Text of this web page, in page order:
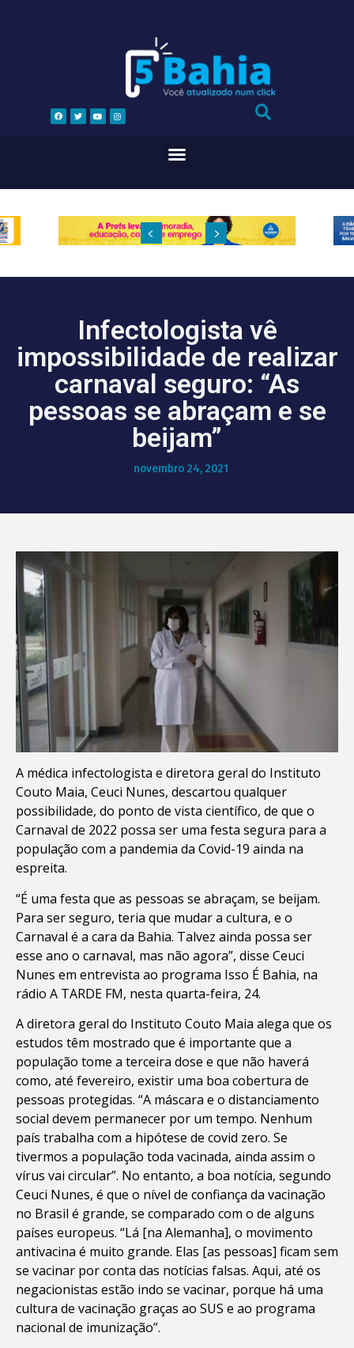
Infectologista vê
impossibilidade de realizar
carnaval seguro: “As
pessoas se abraçam e se
beijam”
novembro 24, 2021
A médica infectologista e diretora geral do Instituto
Couto Maia, Ceuci Nunes, descartou qualquer
possibilidade, do ponto de vista científico, de que o
Carnaval de 2022 possa ser uma festa segura para a
população com a pandemia da Covid-19 ainda na
espreita.
“É uma festa que as pessoas se abraçam, se beijam.
Para ser seguro, teria que mudar a cultura, e o
Carnaval é a cara da Bahia. Talvez ainda possa ser
esse ano o carnaval, mas não agora”, disse Ceuci
Nunes em entrevista ao programa Isso É Bahia, na
rádio A TARDE FM, nesta quarta-feira, 24.
A diretora geral do Instituto Couto Maia alega que os
estudos têm mostrado que é importante que a
população tome a terceira dose e que não haverá
como, até fevereiro, existir uma boa cobertura de
pessoas protegidas. “A máscara e o distanciamento
social devem permanecer por um tempo. Nenhum
país trabalha com a hipótese de covid zero. Se
tivermos a população toda vacinada, ainda assim o
vírus vai circular”. No entanto, a boa notícia, segundo
Ceuci Nunes, é que o nível de confiança da vacinação
no Brasil é grande, se comparado com o de alguns
países europeus. “Lá [na Alemanha], o movimento
antivacina é muito grande. Elas [as pessoas] ficam sem
se vacinar por conta das notícias falsas. Aqui, até os
negacionistas estão indo se vacinar, porque há uma
cultura de vacinação graças ao SUS e ao programa
nacional de imunização”.